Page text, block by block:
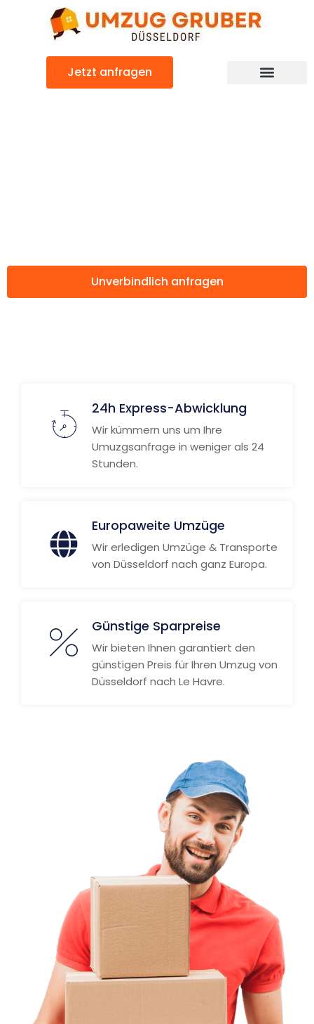
Jetzt anfragen
Unverbindlich anfragen
24h Express-Abwicklung
Wir kümmern uns um Ihre
Umuzgsanfrage in weniger als 24
Stunden.
Europaweite Umzüge
Wir erledigen Umzüge & Transporte
von Düsseldorf nach ganz Europa.
Günstige Sparpreise
Wir bieten Ihnen garantiert den
günstigen Preis für Ihren Umzug von
Düsseldorf nach Le Havre.